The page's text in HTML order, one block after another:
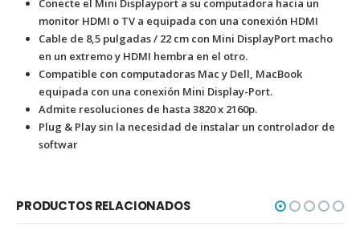
Conecte el Mini Displayport a su computadora hacia un
monitor HDMI o TV a equipada con una conexión HDMI
Cable de 8,5 pulgadas / 22 cm con Mini DisplayPort macho
en un extremo y HDMI hembra en el otro.
Compatible con computadoras Mac y Dell, MacBook
equipada con una conexión Mini Display-Port.
Admite resoluciones de hasta 3820 x 2160p.
Plug & Play sin la necesidad de instalar un controlador de
softwar
PRODUCTOS RELACIONADOS